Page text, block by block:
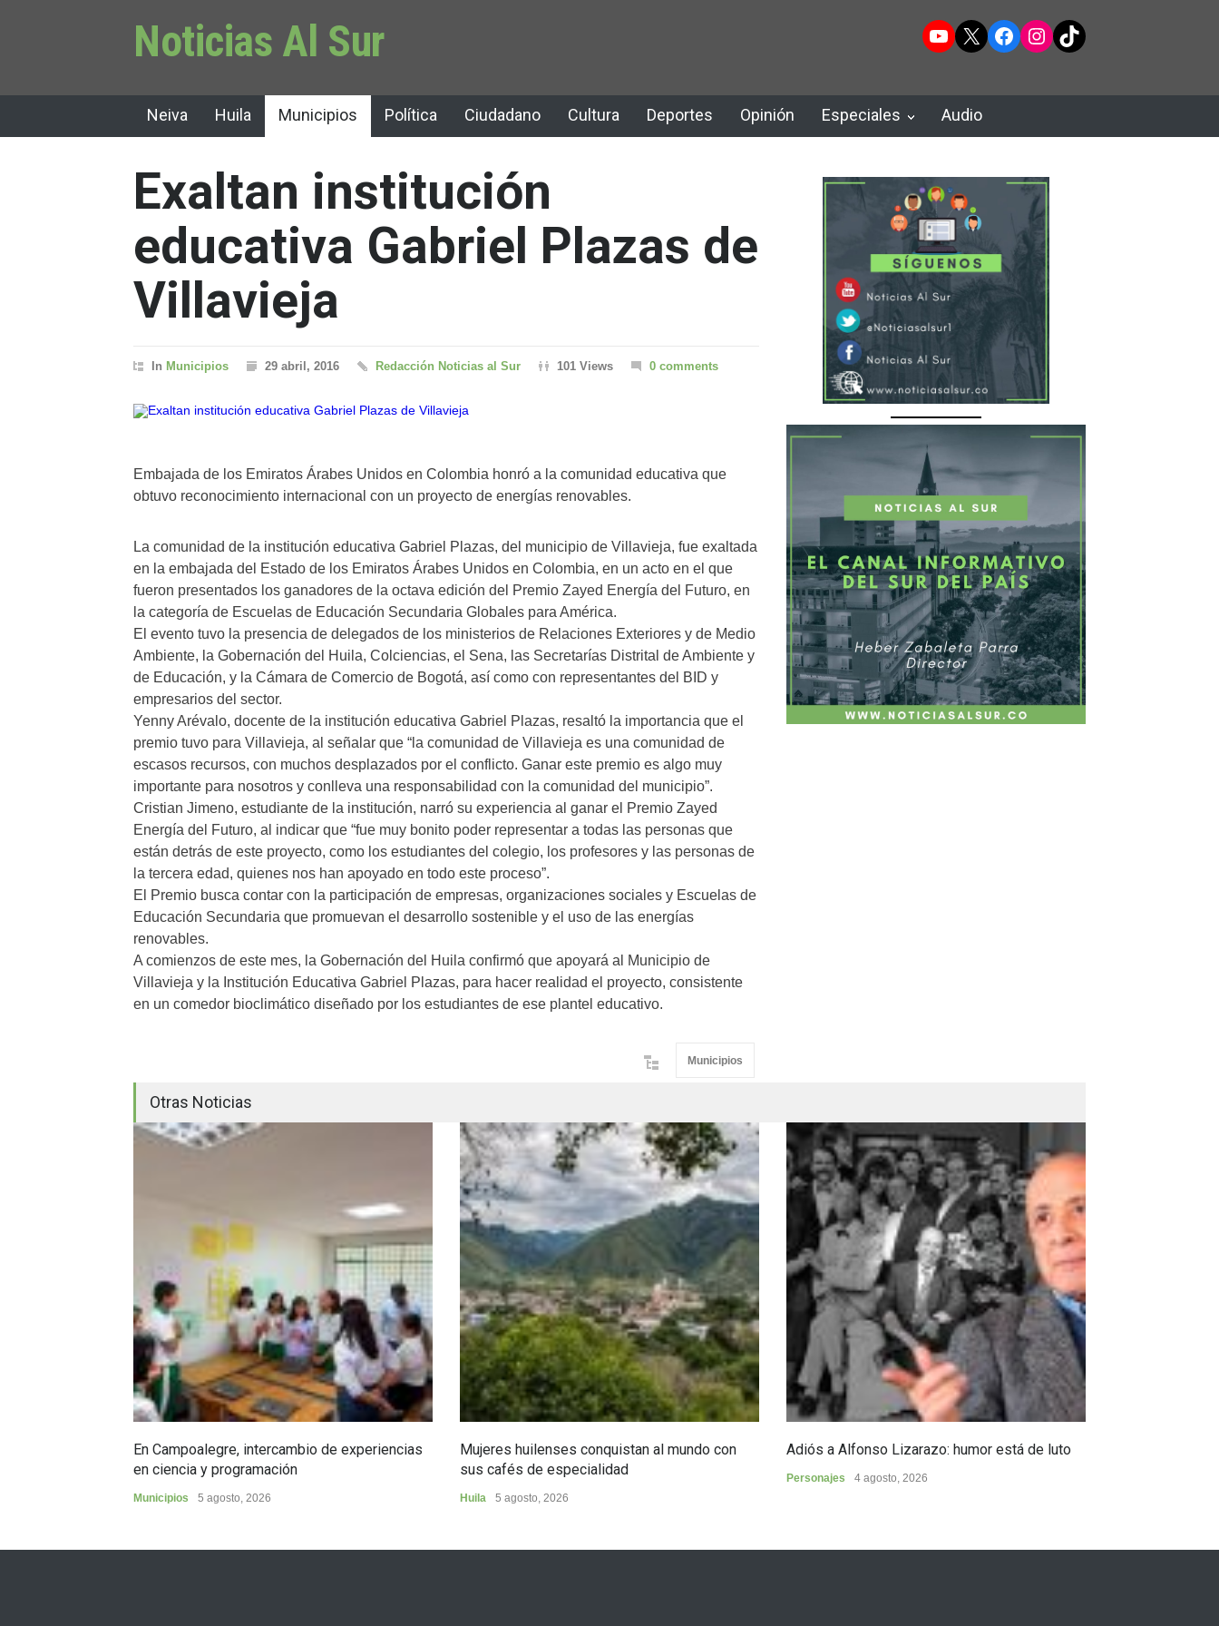
Noticias Al Sur YouTube
X Facebook
Instagram
TikTok
Neiva Huila Municipios Política Ciudadano Cultura Deportes Opinión Especiales Audio
Exaltan institución
educativa Gabriel Plazas de
Villavieja
In Municipios 29 abril, 2016 Redacción Noticias al Sur 101 Views 0 comments
Embajada de los Emiratos Árabes Unidos en Colombia honró a la comunidad educativa que
obtuvo reconocimiento internacional con un proyecto de energías renovables.
La comunidad de la institución educativa Gabriel Plazas, del municipio de Villavieja, fue exaltada
en la embajada del Estado de los Emiratos Árabes Unidos en Colombia, en un acto en el que
fueron presentados los ganadores de la octava edición del Premio Zayed Energía del Futuro, en
la categoría de Escuelas de Educación Secundaria Globales para América.
El evento tuvo la presencia de delegados de los ministerios de Relaciones Exteriores y de Medio
Ambiente, la Gobernación del Huila, Colciencias, el Sena, las Secretarías Distrital de Ambiente y
de Educación, y la Cámara de Comercio de Bogotá, así como con representantes del BID y
empresarios del sector.
Yenny Arévalo, docente de la institución educativa Gabriel Plazas, resaltó la importancia que el
premio tuvo para Villavieja, al señalar que “la comunidad de Villavieja es una comunidad de
escasos recursos, con muchos desplazados por el conflicto. Ganar este premio es algo muy
importante para nosotros y conlleva una responsabilidad con la comunidad del municipio”.
Cristian Jimeno, estudiante de la institución, narró su experiencia al ganar el Premio Zayed
Energía del Futuro, al indicar que “fue muy bonito poder representar a todas las personas que
están detrás de este proyecto, como los estudiantes del colegio, los profesores y las personas de
la tercera edad, quienes nos han apoyado en todo este proceso”.
El Premio busca contar con la participación de empresas, organizaciones sociales y Escuelas de
Educación Secundaria que promuevan el desarrollo sostenible y el uso de las energías
renovables.
A comienzos de este mes, la Gobernación del Huila confirmó que apoyará al Municipio de
Villavieja y la Institución Educativa Gabriel Plazas, para hacer realidad el proyecto, consistente
en un comedor bioclimático diseñado por los estudiantes de ese plantel educativo.
Municipios
Otras Noticias
En Campoalegre, intercambio de experiencias
en ciencia y programación
Municipios 5 agosto, 2026
Mujeres huilenses conquistan al mundo con
sus cafés de especialidad
Huila 5 agosto, 2026
Adiós a Alfonso Lizarazo: humor está de luto
Personajes 4 agosto, 2026